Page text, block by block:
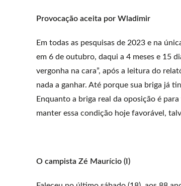
Provocação aceita por Wladimir
Em todas as pesquisas de 2023 e na
em 6 de outubro, daqui a 4 meses e 15
vergonha na cara”, após a leitura do
nada a ganhar. Até porque sua briga já
Enquanto a briga real da oposição é
manter essa condição hoje favorável,
O campista Zé Maurício (I)